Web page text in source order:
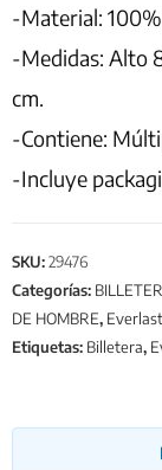
-Material:
-Medidas: Alto
cm.
-Contiene:
-Incluye
SKU:29476
Categorías:
DE HOMBRE, Everlast
Etiquetas: Billetera,